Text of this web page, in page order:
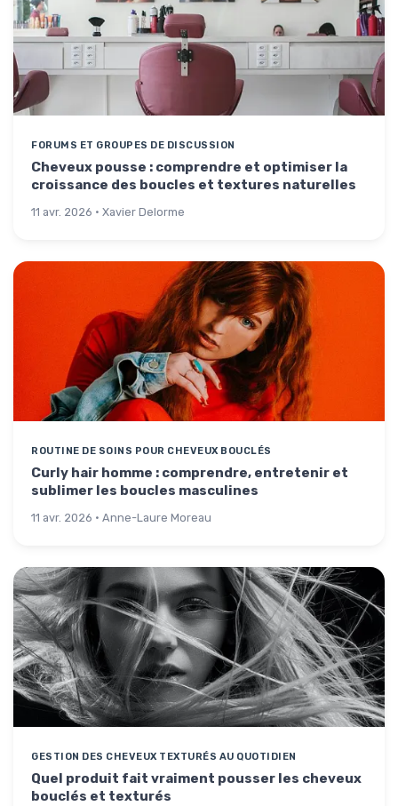
FORUMS ET GROUPES DE DISCUSSION
Cheveux pousse : comprendre et optimiser la
croissance des boucles et textures naturelles
11 avr. 2026 · Xavier Delorme
ROUTINE DE SOINS POUR CHEVEUX BOUCLÉS
Curly hair homme : comprendre, entretenir et
sublimer les boucles masculines
11 avr. 2026 · Anne-Laure Moreau
GESTION DES CHEVEUX TEXTURÉS AU QUOTIDIEN
Quel produit fait vraiment pousser les cheveux
bouclés et texturés